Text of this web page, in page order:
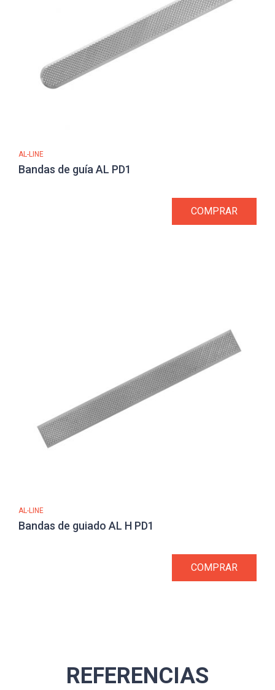
AL-LINE
Bandas de guía AL PD1
COMPRAR
AL-LINE
Bandas de guiado AL H PD1
COMPRAR
REFERENCIAS